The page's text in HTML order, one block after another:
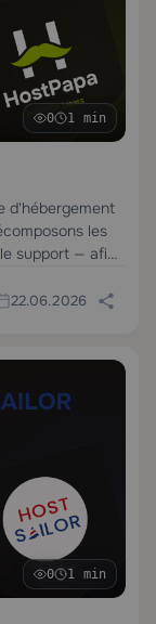
0 1 min
d'hébergement
les
support — afin
22.06.2026
0 1 min